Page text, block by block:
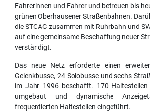
Fahrerinnen und Fahrer und betreuen bis
grünen Oberhausener Straßenbahnen.
die STOAG zusammen mit Ruhrbahn und
auf eine gemeinsame Beschaffung neuer
verständigt.
Das neue Netz erforderte einen
Gelenkbusse, 24 Solobusse und sechs
im Jahr 1996 beschafft. 170
umgebaut und dynamische
frequentierten Haltestellen eingeführt.